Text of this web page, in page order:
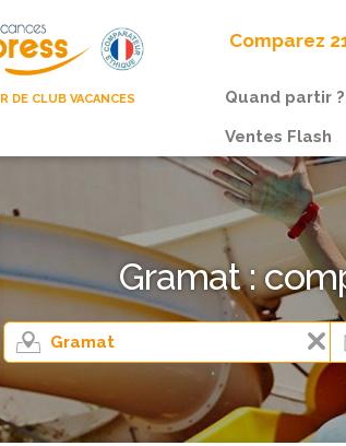
DE CLUB VACANCES
Comparez
Quand partir ?
Ventes Flash
Gramat :